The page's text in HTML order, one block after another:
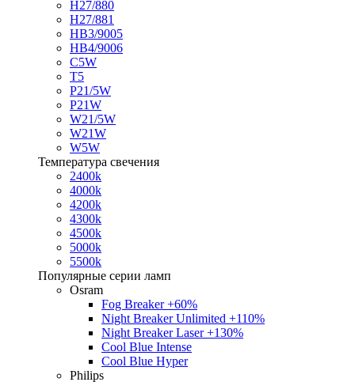
H27/880
H27/881
HB3/9005
HB4/9006
C5W
T5
P21/5W
P21W
W21/5W
W21W
W5W
Температура свечения
2400k
4000k
4200k
4300k
4500k
5000k
5500k
Популярные серии ламп
Osram
Fog Breaker +60%
Night Breaker Unlimited +110%
Night Breaker Laser +130%
Cool Blue Intense
Cool Blue Hyper
Philips